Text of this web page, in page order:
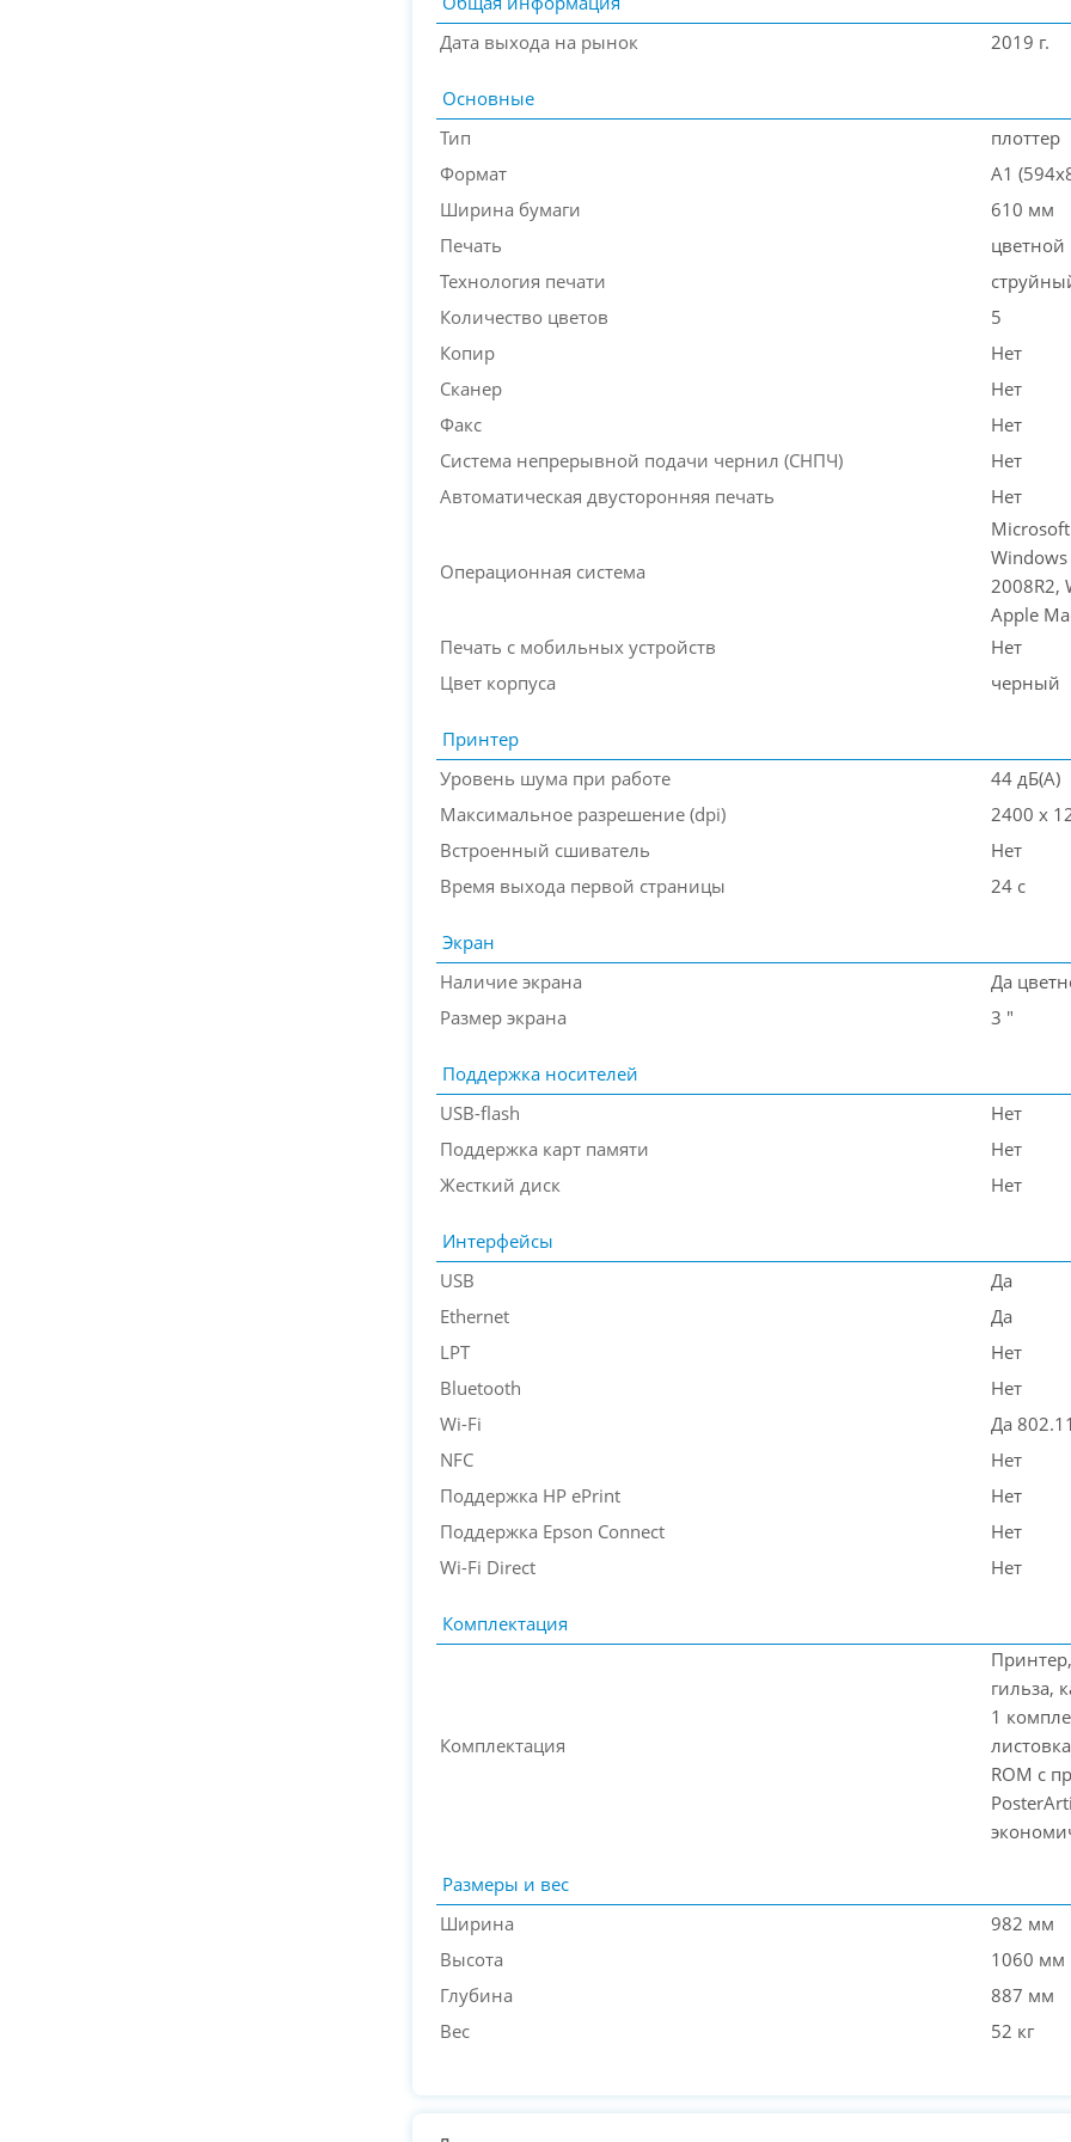
Дата выхода на рынок
2019 г.
Основные
Тип
плоттер
Формат
A1
Ширина бумаги
610 мм
Печать
цветной
Технология печати
Количество цветов
5
Копир
Нет
Сканер
Нет
Факс
Нет
Система непрерывной подачи чернил (СНПЧ)
Нет
Автоматическая двусторонняя печать
Нет
Операционная система
2008R2,
Apple
Печать с мобильных устройств
Нет
Цвет корпуса
черный
Принтер
Уровень шума при работе
44 дБ(А)
Максимальное разрешение (dpi)
2400 x
Встроенный сшиватель
Нет
Время выхода первой страницы
24 с
Экран
Наличие экрана
Да
Размер экрана
3 "
Поддержка носителей
USB-flash
Нет
Поддержка карт памяти
Нет
Жесткий диск
Нет
Интерфейсы
USB
Да
Ethernet
Да
LPT
Нет
Bluetooth
Нет
Wi-Fi
Да
NFC
Нет
Поддержка HP ePrint
Нет
Поддержка Epson Connect
Нет
Wi-Fi Direct
Нет
Комплектация
Комплектация
гильза,
1
ROM с
Размеры и вес
Ширина
982 мм
Высота
1060 мм
Глубина
887 мм
Вес
52 кг